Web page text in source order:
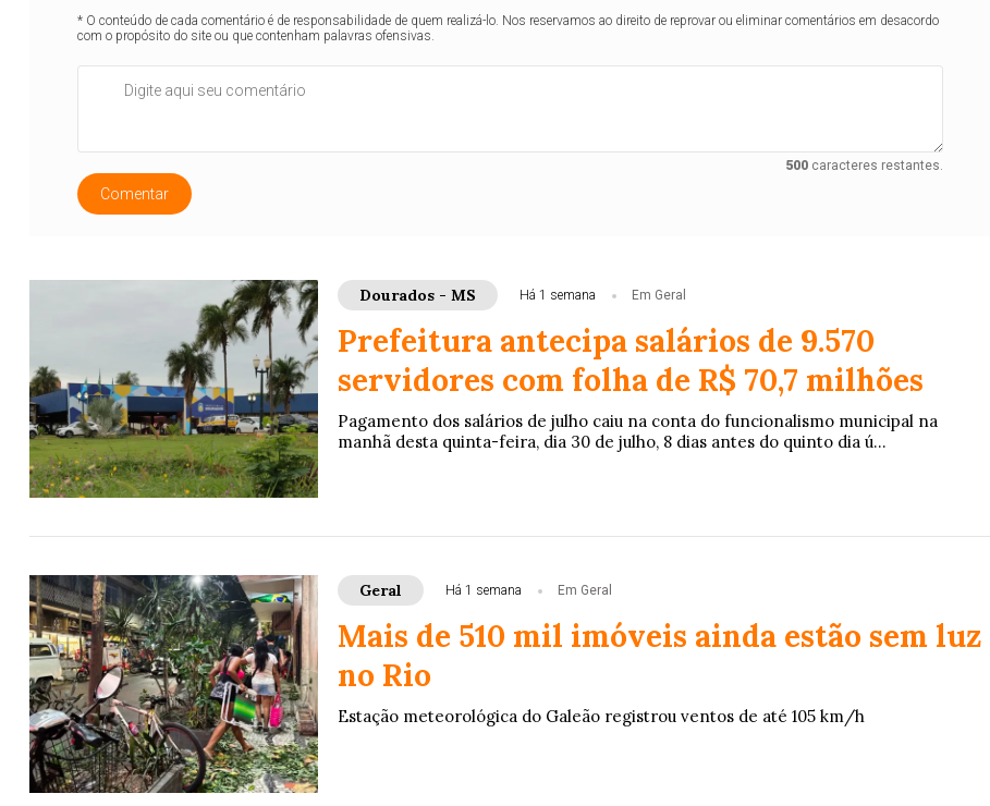
* O conteúdo de cada comentário é de responsabilidade de quem realizá-lo. Nos reservamos ao direito de reprovar ou eliminar comentários em desacordo
com o propósito do site ou que contenham palavras ofensivas.
500caracteres restantes.
Comentar
Dourados - MS Há 1 semana Em Geral
Prefeitura antecipa salários de 9.570
servidores com folha de R$ 70,7 milhões
Pagamento dos salários de julho caiu na conta do funcionalismo municipal na
manhã desta quinta-feira, dia 30 de julho, 8 dias antes do quinto dia ú...
Geral Há 1 semana Em Geral
Mais de 510 mil imóveis ainda estão sem luz
no Rio
Estação meteorológica do Galeão registrou ventos de até 105 km/h